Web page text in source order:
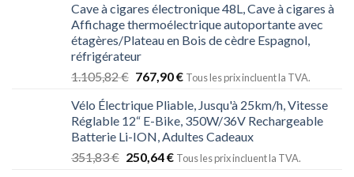
Cave à cigares électronique 48L, Cave à cigares à
Affichage thermoélectrique autoportante avec
étagères/Plateau en Bois de cèdre Espagnol,
réfrigérateur
1.105,82€ 767,90€ Tous les prix incluent la TVA.
Vélo Électrique Pliable, Jusqu'à 25km/h, Vitesse
Réglable 12“ E-Bike, 350W/36V Rechargeable
Batterie Li-ION, Adultes Cadeaux
351,83€ 250,64€ Tous les prix incluent la TVA.